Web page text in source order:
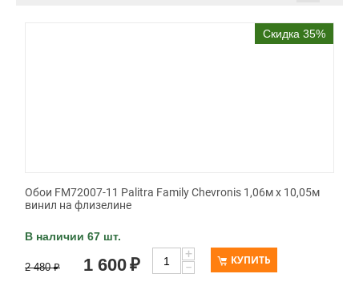
Скидка 35%
Обои FM72007-11 Palitra Family Chevronis 1,06м х 10,05м
винил на флизелине
В наличии 67 шт.
2 480 ₽ 1 600₽
+
−
КУПИТЬ